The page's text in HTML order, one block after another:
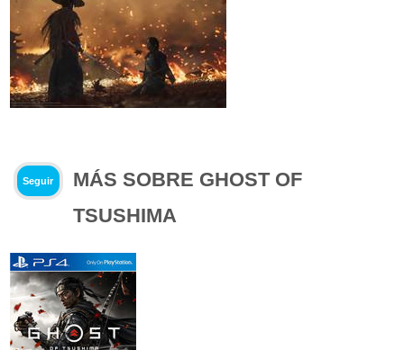
Seguir
MÁS SOBRE GHOST OF
TSUSHIMA